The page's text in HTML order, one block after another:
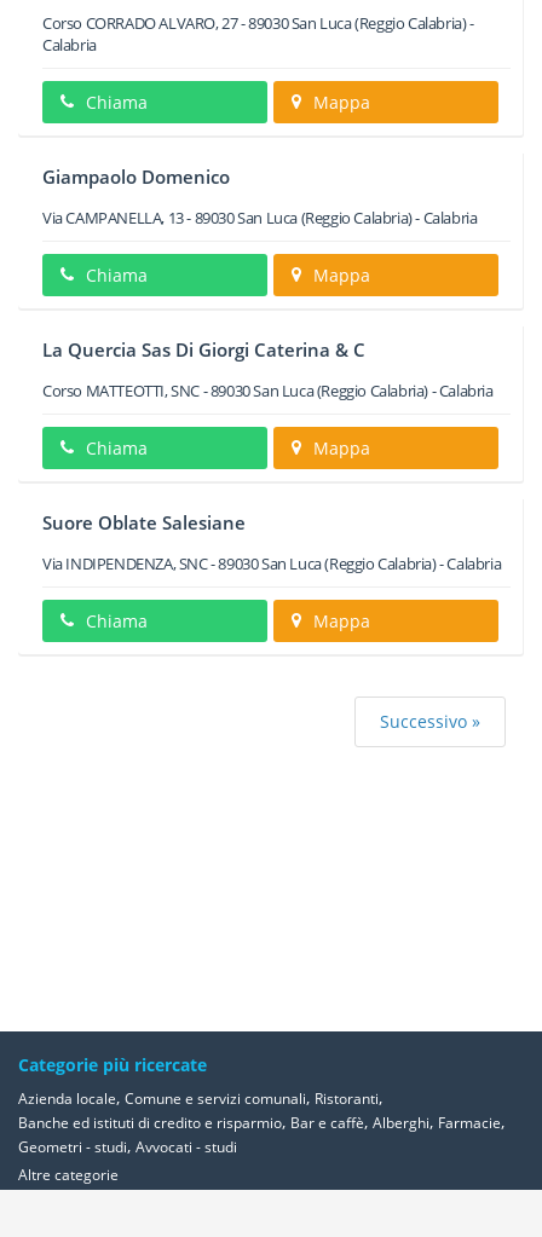
Corso CORRADO ALVARO, 27-89030San Luca(Reggio Calabria) -
Calabria
Chiama Mappa
Giampaolo Domenico
Via CAMPANELLA, 13-89030San Luca(Reggio Calabria) -Calabria
Chiama Mappa
La Quercia Sas Di Giorgi Caterina & C
Corso MATTEOTTI, SNC-89030San Luca(Reggio Calabria) -Calabria
Chiama Mappa
Suore Oblate Salesiane
Via INDIPENDENZA, SNC-89030San Luca(Reggio Calabria) -Calabria
Chiama Mappa
Successivo »
Categorie più ricercate
Azienda locale, Comune e servizi comunali, Ristoranti,
Banche ed istituti di credito e risparmio, Bar e caffè, Alberghi, Farmacie,
Geometri - studi, Avvocati - studi
Altre categorie